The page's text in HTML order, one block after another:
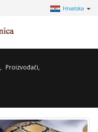
Hrvatska
Proizvođači